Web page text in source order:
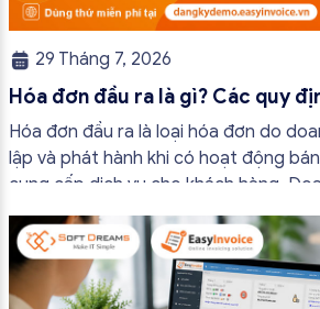
29 Tháng 7, 2026
Hóa đơn đầu ra là gì? Các quy
bắt buộc mới nhất
Hóa đơn đầu ra là loại hóa đơn do
lập và phát hành khi có hoạt động
cung cấp dịch vụ cho khách hàng.
quy trình vận hành và tránh được
chính không đáng có nếu nắm rõ […]